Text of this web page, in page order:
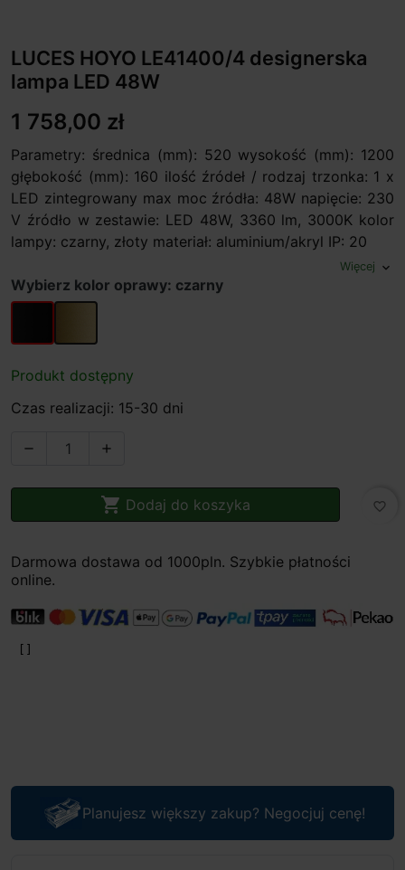
LUCES HOYO LE41400/4 designerska
lampa LED 48W
1 758,00 zł
Parametry: średnica (mm): 520 wysokość (mm): 1200
głębokość (mm): 160 ilość źródeł / rodzaj trzonka: 1 x
LED zintegrowany max moc źródła: 48W napięcie: 230
V źródło w zestawie: LED 48W, 3360 lm, 3000K kolor
lampy: czarny, złoty materiał: aluminium/akryl IP: 20
Więcej expand_more
Wybierz kolor oprawy: czarny
czarnyzłoty
Produkt dostępny
Czas realizacji: 15-30 dni
 
 Dodaj do koszyka favorite_border
Darmowa dostawa od 1000pln. Szybkie płatności
online.
Planujesz większy zakup? Negocjuj cenę!